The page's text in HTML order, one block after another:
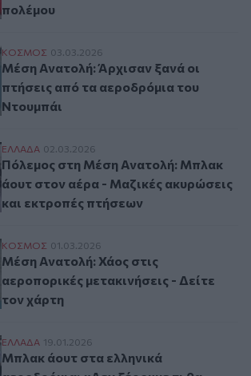
πολέμου
Μέση Ανατολή: Άρχισαν ξανά οι πτήσεις
ΚΟΣΜΟΣ 03.03.2026
Μέση Ανατολή: Άρχισαν ξανά οι
πτήσεις από τα αεροδρόμια του
Ντουμπάι
Πόλεμος στη Μέση Ανατολή: Μπλακ άουτ
ΕΛΛAΔΑ 02.03.2026
Πόλεμος στη Μέση Ανατολή: Μπλακ
άουτ στον αέρα - Μαζικές ακυρώσεις
και εκτροπές πτήσεων
Μέση Ανατολή: Χάος στις αεροπορικές
ΚΟΣΜΟΣ 01.03.2026
Μέση Ανατολή: Χάος στις
αεροπορικές μετακινήσεις - Δείτε
τον χάρτη
Μπλακ άουτ στα ελληνικά αεροδρόμια:
ΕΛΛAΔΑ 19.01.2026
Μπλακ άουτ στα ελληνικά